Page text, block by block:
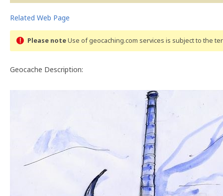
Related Web Page
Please noteUse of geocaching.com services is subject to the
Geocache Description: